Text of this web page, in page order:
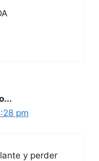
pm
y perder